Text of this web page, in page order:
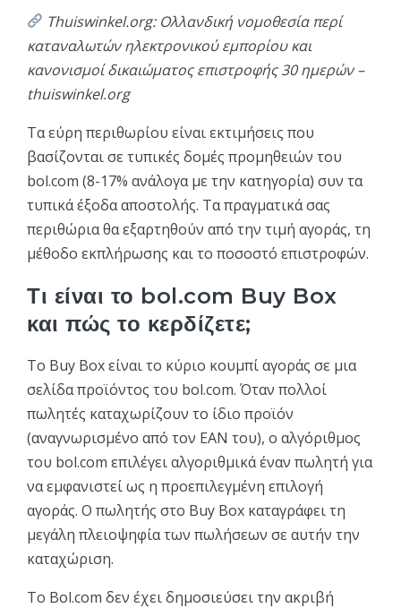
Thuiswinkel.org: Ολλανδική νομοθεσία περί
καταναλωτών ηλεκτρονικού εμπορίου και
κανονισμοί δικαιώματος επιστροφής 30 ημερών –
thuiswinkel.org
Τα εύρη περιθωρίου είναι εκτιμήσεις που
βασίζονται σε τυπικές δομές προμηθειών του
bol.com (8-17% ανάλογα με την κατηγορία) συν τα
τυπικά έξοδα αποστολής. Τα πραγματικά σας
περιθώρια θα εξαρτηθούν από την τιμή αγοράς, τη
μέθοδο εκπλήρωσης και το ποσοστό επιστροφών.
Τι είναι το bol.com Buy Box
και πώς το κερδίζετε;
Το Buy Box είναι το κύριο κουμπί αγοράς σε μια
σελίδα προϊόντος του bol.com. Όταν πολλοί
πωλητές καταχωρίζουν το ίδιο προϊόν
(αναγνωρισμένο από τον EAN του), ο αλγόριθμος
του bol.com επιλέγει αλγοριθμικά έναν πωλητή για
να εμφανιστεί ως η προεπιλεγμένη επιλογή
αγοράς. Ο πωλητής στο Buy Box καταγράφει τη
μεγάλη πλειοψηφία των πωλήσεων σε αυτήν την
καταχώριση.
Το Bol.com δεν έχει δημοσιεύσει την ακριβή